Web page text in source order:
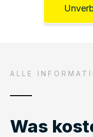
ALLE
Was